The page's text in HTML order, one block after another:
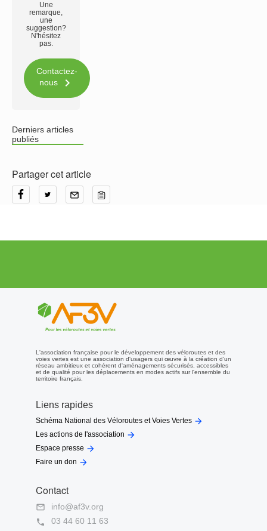
Une
remarque,
une
suggestion?
N'hésitez
pas.
Contactez-
nous

Derniers articles
publiés
Partager cet article
L'association française pour le développement des véloroutes et des
voies vertes est une association d'usagers qui œuvre à la création d'un
réseau ambitieux et cohérent d'aménagements sécurisés, accessibles
et de qualité pour les déplacements en modes actifs sur l'ensemble du
territoire français.
Liens rapides
Schéma National des Véloroutes et Voies Vertes 
Les actions de l'association 
Espace presse 
Faire un don 
Contact

info@af3v.org

03 44 60 11 63